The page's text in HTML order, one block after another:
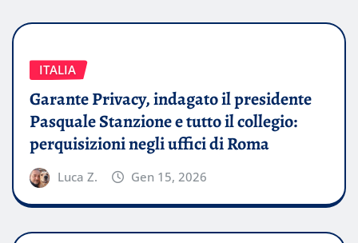
ITALIA
Garante Privacy, indagato il presidente
Pasquale Stanzione e tutto il collegio:
perquisizioni negli uffici di Roma
Luca Z. Gen 15, 2026